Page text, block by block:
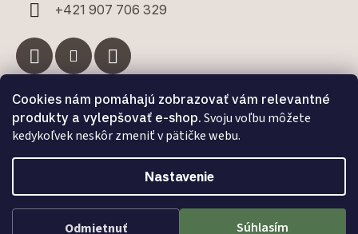
Cookies nám pomáhajú zobrazovať vám relevantné
produkty a vylepšovať e-shop. Svoju voľbu môžete
kedykoľvek neskôr zmeniť v pätičke webu.
Nastavenie
Odmietnuť Súhlasím
+421 907 706 329
Facebook
Vytvoril Shoptet Premium a Adatelier